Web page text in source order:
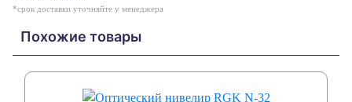
*срок доставки уточняйте у менеджера
Похожие товары